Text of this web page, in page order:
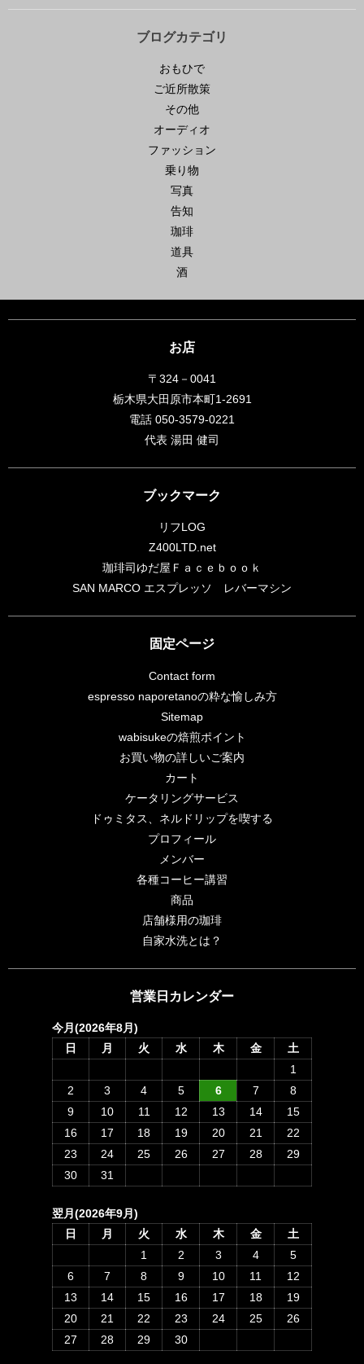
ブログカテゴリ
おもひで
ご近所散策
その他
オーディオ
ファッション
乗り物
写真
告知
珈琲
道具
酒
お店
〒324－0041
栃木県大田原市本町1-2691
電話 050-3579-0221
代表 湯田 健司
ブックマーク
リフLOG
Z400LTD.net
珈琲司ゆだ屋Ｆａｃｅｂｏｏｋ
SAN MARCO エスプレッソ レバーマシン
固定ページ
Contact form
espresso naporetanoの粋な愉しみ方
Sitemap
wabisukeの焙煎ポイント
お買い物の詳しいご案内
カート
ケータリングサービス
ドゥミタス、ネルドリップを喫する
プロフィール
メンバー
各種コーヒー講習
商品
店舗様用の珈琲
自家水洗とは？
営業日カレンダー
今月(2026年8月)
日
月 火 水 木 金
土
1
2
3 4 5 6 7
8
9
10 11 12 13 14
15
16
17 18 19 20 21
22
23
24 25 26 27 28
29
30
31
翌月(2026年9月)
日
月 火 水 木 金
土
1
2 3 4
5
6
7 8 9 10 11
12
13
14 15 16 17 18
19
20
21 22 23 24 25
26
27
28 29 30